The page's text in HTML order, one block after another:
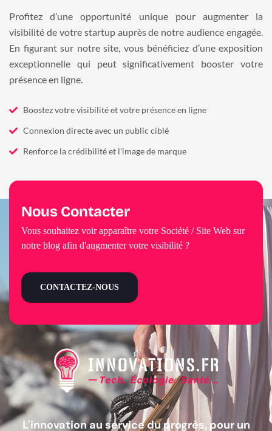
Profitez d’une opportunité unique pour augmenter la
visibilité de votre startup auprès de notre audience engagée.
En figurant sur notre site, vous bénéficiez d’une exposition
exceptionnelle qui peut significativement booster votre
présence en ligne.
Boostez votre visibilité et votre présence en ligne
Connexion directe avec un public ciblé
Renforce la crédibilité et l'image de marque
L'innovation au service du progrès, pour un
Nous Contacter
Vous souhaitez voir apparaître votre Société / Site Web sur
notre blog afin d'augmenter votre visibilité ?
CONTACTEZ-NOUS